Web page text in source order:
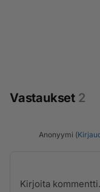
Vastaukset 2
Anonyymi (